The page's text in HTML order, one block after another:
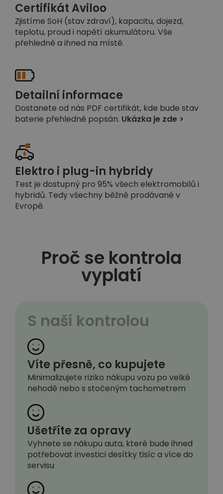
Certifikát Aviloo
Zjistíme SoH (stav zdraví), kapacitu, dojezd,
teplotu, proud i napětí akumulátoru. Vše
přehledně a ihned na místě.
Detailní informace
Dostanete od nás PDF certifikát, kde bude stav
baterie přehledně popsán. Ukázka je zde >
Elektro i plug-in hybridy
Test je dostupný pro 95% všech elektromobilů i
hybridů. Tedy všechny běžně prodávané v
Evropě.
Proč se kontrola
vyplatí
S naší kontrolou
Víte přesně, co kupujete
Minimalizujete riziko nákupu vozu po velké
nehodě nebo s stočeným tachometrem
Ušetříte za opravy
Vyhnete se nákupu auta, které bude ihned
potřebovat investici desítky tisíc a více do
servisu